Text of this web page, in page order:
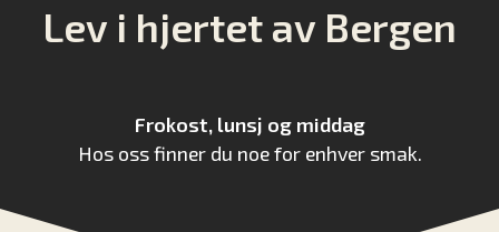
Lev i hjertet av Bergen
Frokost, lunsj og middag
Hos oss finner du noe for enhver smak.